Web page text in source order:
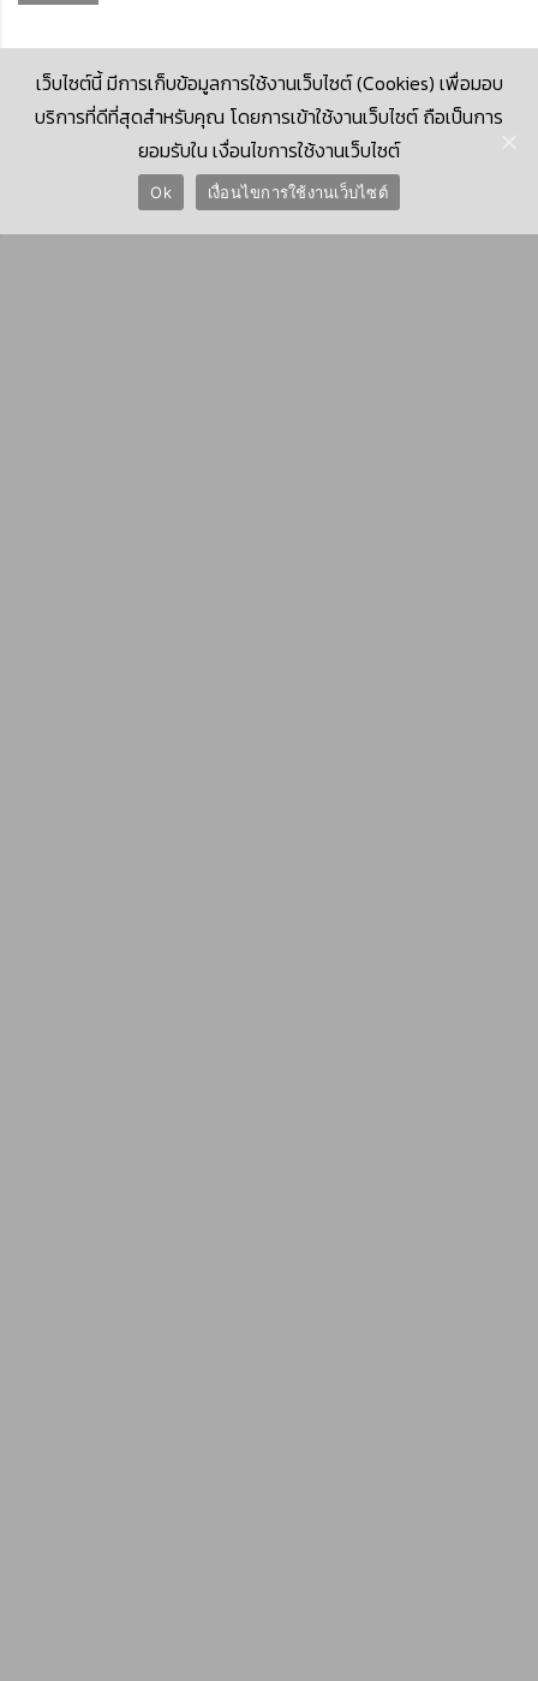
© 2026 Krungthai Computer Services Co., Ltd. (KTCS)
เว็บไซต์นี้ มีการเก็บข้อมูลการใช้งานเว็บไซต์ (Cookies) เพื่อมอบ
บริการที่ดีที่สุดสำหรับคุณ โดยการเข้าใช้งานเว็บไซต์ ถือเป็นการ
ยอมรับใน เงื่อนไขการใช้งานเว็บไซต์
Ok เงื่อนไขการใช้งานเว็บไซต์